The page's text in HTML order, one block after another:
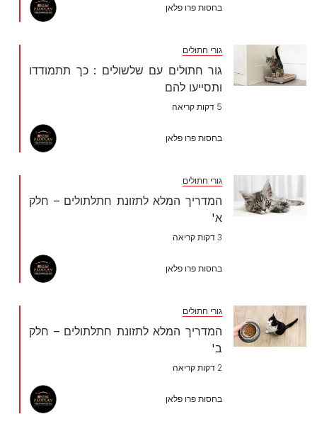
בחסות פרו פלאן
גורי חתולים
גור חתולים עם שלשולים : כך תתמודדו
ותסייעו להם
5 דקות קריאה
בחסות פרו פלאן
גורי חתולים
המדריך המלא לתזונת חתלתולים – חלק
א'
3 דקות קריאה
בחסות פרו פלאן
גורי חתולים
המדריך המלא לתזונת חתלתולים – חלק
ב'
2 דקות קריאה
בחסות פרו פלאן